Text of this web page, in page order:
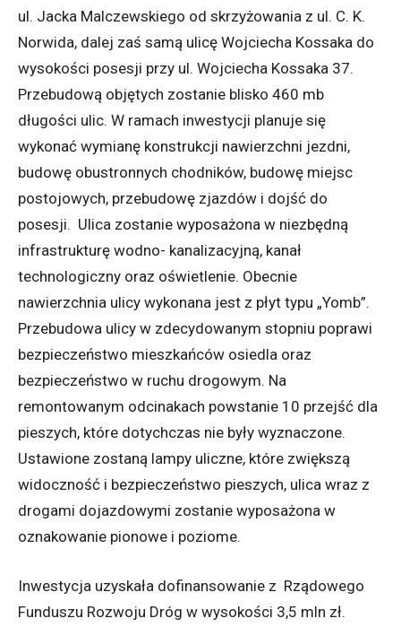
ul. Jacka Malczewskiego od skrzyżowania z ul. C. K.
Norwida, dalej zaś samą ulicę Wojciecha Kossaka do
wysokości posesji przy ul. Wojciecha Kossaka 37.
Przebudową objętych zostanie blisko 460 mb
długości ulic. W ramach inwestycji planuje się
wykonać wymianę konstrukcji nawierzchni jezdni,
budowę obustronnych chodników, budowę miejsc
postojowych, przebudowę zjazdów i dojść do
posesji. Ulica zostanie wyposażona w niezbędną
infrastrukturę wodno- kanalizacyjną, kanał
technologiczny oraz oświetlenie. Obecnie
nawierzchnia ulicy wykonana jest z płyt typu „Yomb”.
Przebudowa ulicy w zdecydowanym stopniu poprawi
bezpieczeństwo mieszkańców osiedla oraz
bezpieczeństwo w ruchu drogowym. Na
remontowanym odcinakach powstanie 10 przejść dla
pieszych, które dotychczas nie były wyznaczone.
Ustawione zostaną lampy uliczne, które zwiększą
widoczność i bezpieczeństwo pieszych, ulica wraz z
drogami dojazdowymi zostanie wyposażona w
oznakowanie pionowe i poziome.
Inwestycja uzyskała dofinansowanie z Rządowego
Funduszu Rozwoju Dróg w wysokości 3,5 mln zł.